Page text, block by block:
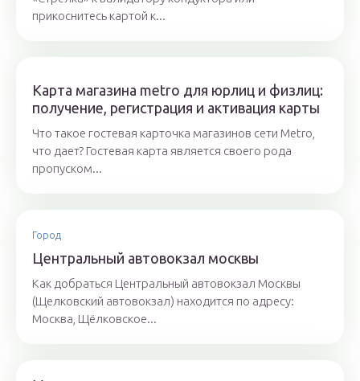
прикоснитесь картой к...
Карта магазина metro для юрлиц и физлиц:
получение, регистрация и активация карты
Что такое гостевая карточка магазинов сети Metro,
что дает? Гостевая карта является своего рода
пропуском...
Город
Центральный автовокзал москвы
Как добраться Центральный автовокзал Москвы
(Щелковский автовокзал) находится по адресу:
Москва, Щёлковское...